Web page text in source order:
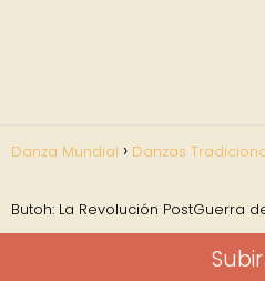
Danza Mundial Danzas
Butoh: La Revolución PostGuerra
Subir